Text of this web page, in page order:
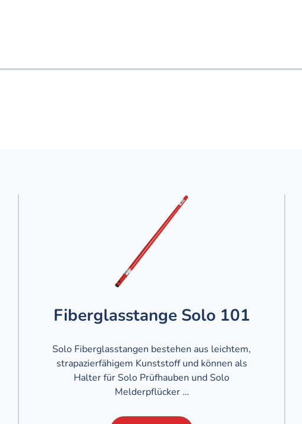
Fiberglasstange Solo 101
Solo Fiberglasstangen bestehen aus leichtem,
strapazierfähigem Kunststoff und können als
Halter für Solo Prüfhauben und Solo
Melderpflücker …